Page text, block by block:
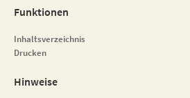
Funktionen
Inhaltsverzeichnis
Drucken
Hinweise